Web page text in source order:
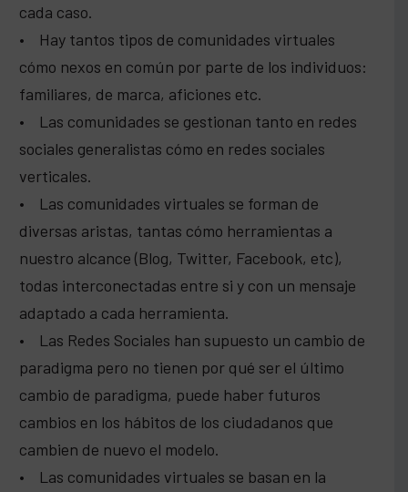
cada caso.
• Hay tantos tipos de comunidades virtuales
cómo nexos en común por parte de los individuos:
familiares, de marca, aficiones etc.
• Las comunidades se gestionan tanto en redes
sociales generalistas cómo en redes sociales
verticales.
• Las comunidades virtuales se forman de
diversas aristas, tantas cómo herramientas a
nuestro alcance (Blog, Twitter, Facebook, etc),
todas interconectadas entre si y con un mensaje
adaptado a cada herramienta.
• Las Redes Sociales han supuesto un cambio de
paradigma pero no tienen por qué ser el último
cambio de paradigma, puede haber futuros
cambios en los hábitos de los ciudadanos que
cambien de nuevo el modelo.
• Las comunidades virtuales se basan en la